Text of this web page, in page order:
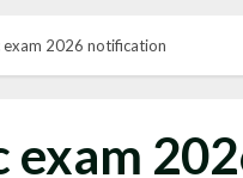
exam 2026 notification
exam